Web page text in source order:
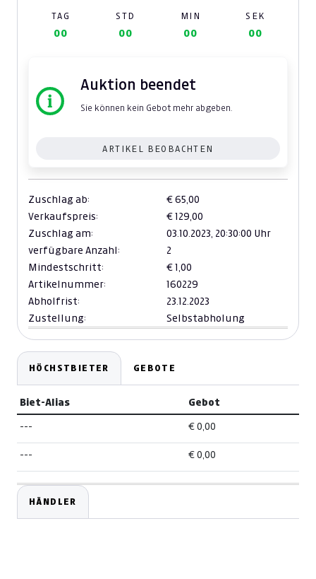
TAG STD MIN SEK
00 00 00 00
Auktion beendet
Sie können kein Gebot mehr abgeben.
ARTIKEL BEOBACHTEN
Zuschlag ab:
€ 65,00
Verkaufspreis:
€ 129,00
Zuschlag am:
03.10.2023, 20:30:00 Uhr
verfügbare Anzahl:
2
Mindestschritt:
€ 1,00
Artikelnummer:
160229
Abholfrist:
23.12.2023
Zustellung:
Selbstabholung
HÖCHSTBIETER GEBOTE
Biet-Alias Gebot
--- € 0,00
--- € 0,00
HÄNDLER